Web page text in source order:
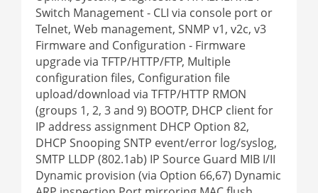
Switch Management - CLI via console port or
Telnet, Web management, SNMP v1, v2c, v3
Firmware and Configuration - Firmware
upgrade via TFTP/HTTP/FTP, Multiple
configuration files, Configuration file
upload/download via TFTP/HTTP RMON
(groups 1, 2, 3 and 9) BOOTP, DHCP client for
IP address assignment DHCP Option 82,
DHCP Snooping SNTP event/error log/syslog,
SMTP LLDP (802.1ab) IP Source Guard MIB I/II
Dynamic provision (via Option 66,67) Dynamic